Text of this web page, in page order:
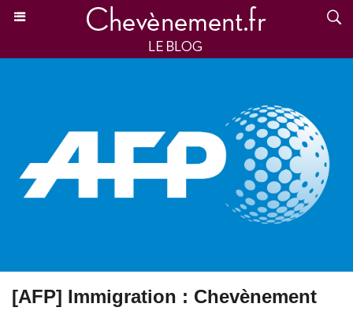
[AFP] Immigration : Chevènement